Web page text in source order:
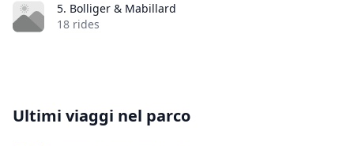
5. Bolliger & Mabillard
18 rides
Ultimi viaggi nel parco